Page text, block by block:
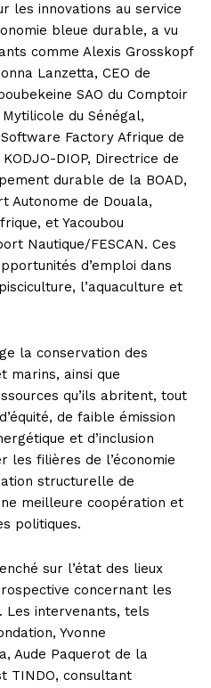
les innovations au service
bleue durable, a vu
comme Alexis Grosskopf
Lanzetta, CEO de
SAO du Comptoir
du Sénégal,
Factory Afrique de
DIOP, Directrice de
durable de la BOAD,
Autonome de Douala,
et Yacoubou
Nautique/FESCAN. Ces
d’emploi dans
l’aquaculture et
la conservation des
marins, ainsi que
qu’ils abritent, tout
de faible émission
et d’inclusion
les filières de l’économie
structurelle de
meilleure coopération et
politiques.
sur l’état des lieux
concernant les
intervenants, tels
Yvonne
Aude Paquerot de la
TINDO, consultant